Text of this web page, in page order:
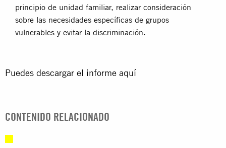
principio de unidad familiar, realizar consideración
sobre las necesidades específicas de grupos
vulnerables y evitar la discriminación.
Puedes descargar el informe aquí
CONTENIDO RELACIONADO